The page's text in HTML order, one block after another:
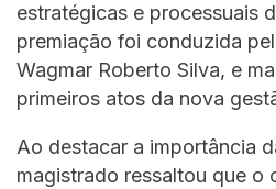
estratégicas e processuais
premiação foi conduzida
Wagmar Roberto Silva, e
primeiros atos da nova
Ao destacar a importância
magistrado ressaltou que o